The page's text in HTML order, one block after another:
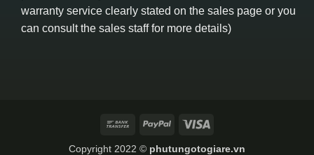
warranty service clearly stated on the sales page or you
can consult the sales staff for more details)
Bank
PayPal
Copyright 2022 © phutungotogiare.vn